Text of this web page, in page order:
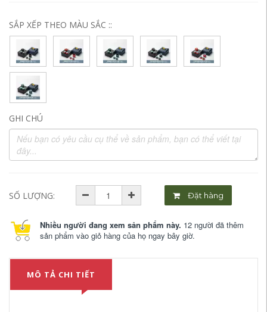
SẮP XẾP THEO MÀU SẮC ::
GHI CHÚ
SỐ LƯỢNG: Đặt hàng
Nhiều người đang xem sản phẩm này. 12 người đã thêm
sản phẩm vào giỏ hàng của họ ngay bây giờ.
MÔ TẢ CHI TIẾT